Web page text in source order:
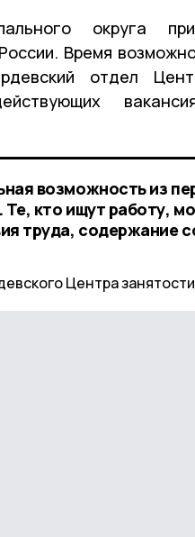
округа
Время
отдел
возможность из
кто ищут работу,
труда, содержание
Центра